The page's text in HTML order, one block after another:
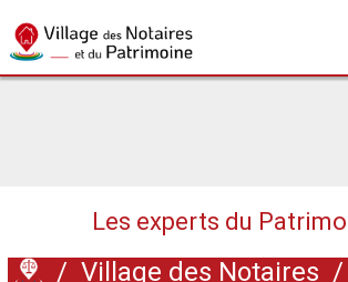
Les experts du
/ Village des Notaires /